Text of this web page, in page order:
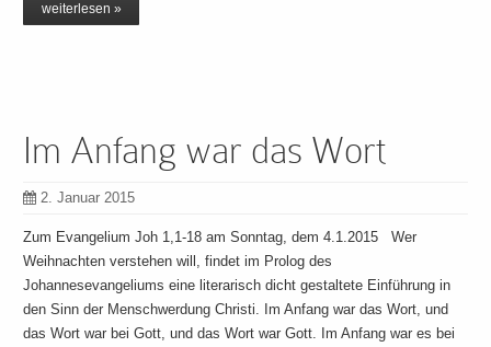
weiterlesen »
Im Anfang war das Wort
2. Januar 2015
Zum Evangelium Joh 1,1-18 am Sonntag, dem 4.1.2015 Wer
Weihnachten verstehen will, findet im Prolog des
Johannesevangeliums eine literarisch dicht gestaltete Einführung in
den Sinn der Menschwerdung Christi. Im Anfang war das Wort, und
das Wort war bei Gott, und das Wort war Gott. Im Anfang war es bei